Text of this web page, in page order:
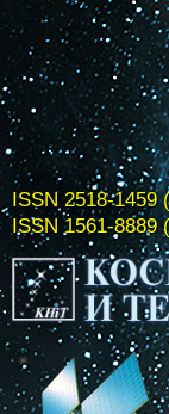
ISSN 2518-1459
ISSN 1561-8889